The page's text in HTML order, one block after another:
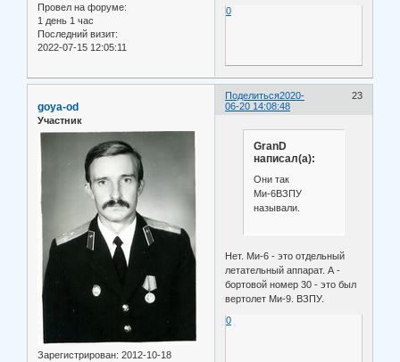
Провел на форуме:
1 день 1 час
Последний визит:
2022-07-15 12:05:11
0
Поделиться 23
2020-
06-20 14:08:48
goya-od
Участник
Зарегистрирован: 2012-10-18
GranD
написал(а):
Они так
Ми-6ВЗПУ
называли.
Нет. Ми-6 - это отдельный
летательный аппарат. А -
бортовой номер 30 - это был
вертолет Ми-9. ВЗПУ.
0